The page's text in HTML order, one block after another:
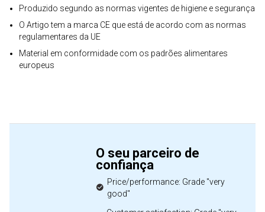
Produzido segundo as normas vigentes de higiene e segurança
O Artigo tem a marca CE que está de acordo com as normas
regulamentares da UE
Material em conformidade com os padrões alimentares
europeus
O seu parceiro de
confiança
Price/performance: Grade "very
good"